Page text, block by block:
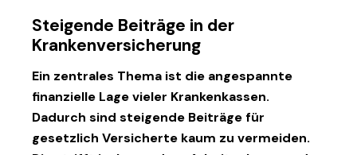
Steigende Beiträge in der
Krankenversicherung
Ein zentrales Thema ist die angespannte
finanzielle Lage vieler Krankenkassen.
Dadurch sind steigende Beiträge für
gesetzlich Versicherte kaum zu vermeiden.